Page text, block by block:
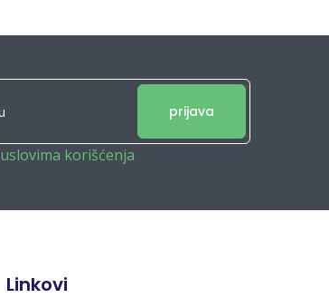
prijava
uslovima korišćenja
Linkovi